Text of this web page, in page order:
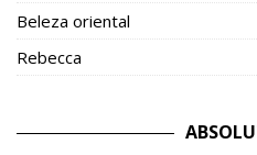
Beleza oriental
Rebecca